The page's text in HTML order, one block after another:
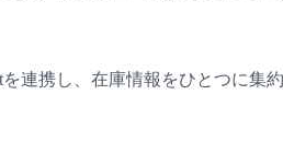
を連携し、在庫情報をひとつに集